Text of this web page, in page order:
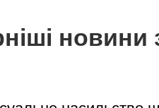
новини